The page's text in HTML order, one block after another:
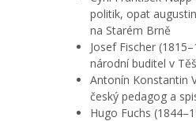
politik, opat
na Starém Brně
Josef Fischer
národní buditel v
Antonín Konstantin
český pedagog a
Hugo Fuchs